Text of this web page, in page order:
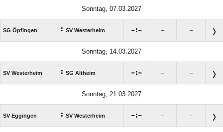
Sonntag, 07.03.2027
SG Öpfingen : SV Westerheim : – –
Sonntag, 14.03.2027
SV Westerheim : SG Altheim : – –
Sonntag, 21.03.2027
SV Eggingen : SV Westerheim : – –